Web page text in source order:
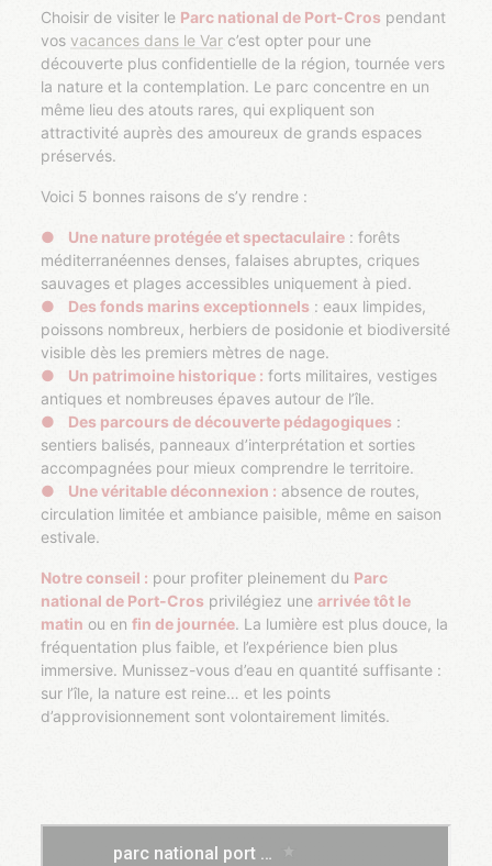
Choisir de visiter le Parc national de Port-Cros pendant
vos vacances dans le Var c’est opter pour une
découverte plus confidentielle de la région, tournée vers
la nature et la contemplation. Le parc concentre en un
même lieu des atouts rares, qui expliquent son
attractivité auprès des amoureux de grands espaces
préservés.
Voici 5 bonnes raisons de s’y rendre :
Une nature protégée et spectaculaire : forêts
méditerranéennes denses, falaises abruptes, criques
sauvages et plages accessibles uniquement à pied.
Des fonds marins exceptionnels : eaux limpides,
poissons nombreux, herbiers de posidonie et biodiversité
visible dès les premiers mètres de nage.
Un patrimoine historique : forts militaires, vestiges
antiques et nombreuses épaves autour de l’île.
Des parcours de découverte pédagogiques :
sentiers balisés, panneaux d’interprétation et sorties
accompagnées pour mieux comprendre le territoire.
Une véritable déconnexion : absence de routes,
circulation limitée et ambiance paisible, même en saison
estivale.
Notre conseil : pour profiter pleinement du Parc
national de Port-Cros privilégiez unearrivée tôt le
matin ou enfin de journée. La lumière est plus douce, la
fréquentation plus faible, et l’expérience bien plus
immersive. Munissez-vous d’eau en quantité suffisante :
sur l’île, la nature est reine… et les points
d’approvisionnement sont volontairement limités.